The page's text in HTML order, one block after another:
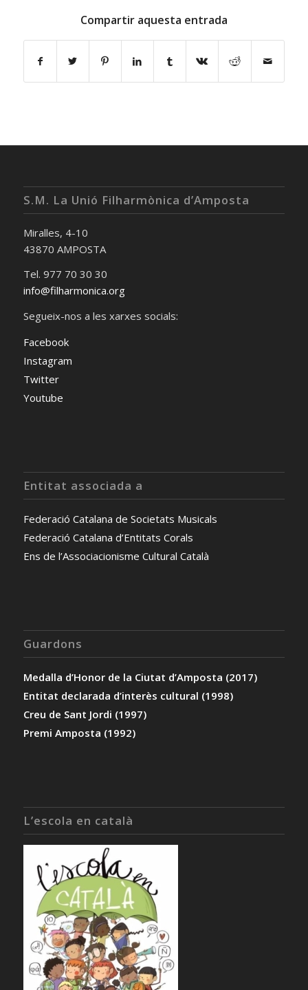
Compartir aquesta entrada
S.M. La Unió Filharmònica d’Amposta
Miralles, 4-10
43870 AMPOSTA
Tel. 977 70 30 30
info@filharmonica.org
Segueix-nos a les xarxes socials:
Facebook
Instagram
Twitter
Youtube
Entitat associada a
Federació Catalana de Societats Musicals
Federació Catalana d’Entitats Corals
Ens de l’Associacionisme Cultural Català
Guardons
Medalla d’Honor de la Ciutat d’Amposta (2017)
Entitat declarada d’interès cultural (1998)
Creu de Sant Jordi (1997)
Premi Amposta (1992)
L’escola en català